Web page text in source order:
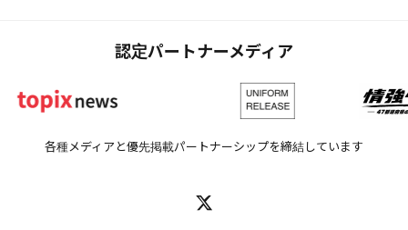
認定パートナーメディア
各種メディアと優先掲載パートナーシップを締結しています